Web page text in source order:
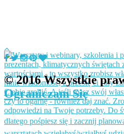
© 2016 Wszystkie
Ograniczam Się